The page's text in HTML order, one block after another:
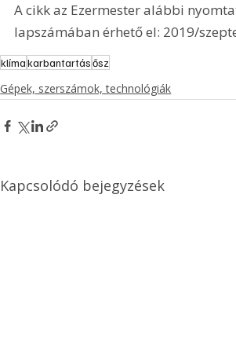
A cikk az Ezermester alábbi
lapszámában érhető el: 2019/
klímakarbantartásősz
Gépek, szerszámok, technológiák
Kapcsolódó bejegyzések